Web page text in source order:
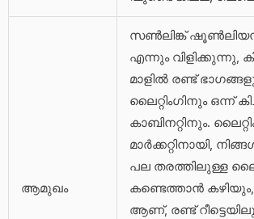
ആമുഖം
സൺലിങ്ക് ഷൂൺലിയൻ
എന്നും വിളിക്കുന്നു,
മാളിൽ രണ്ട്
ലൈറ്റിംഗിനും ഒന്ന്
കാബിനറ്റിനും.
മാർക്കറ്റിനായി,
പല തരത്തിലുള്ള
കണ്ടെത്താൻ
ആണ്, രണ്ട്